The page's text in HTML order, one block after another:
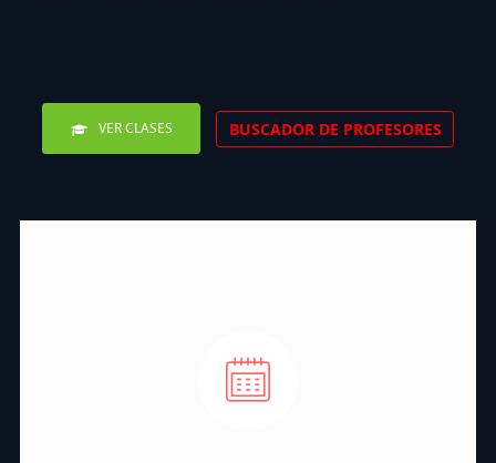
VER CLASES BUSCADOR DE PROFESORES